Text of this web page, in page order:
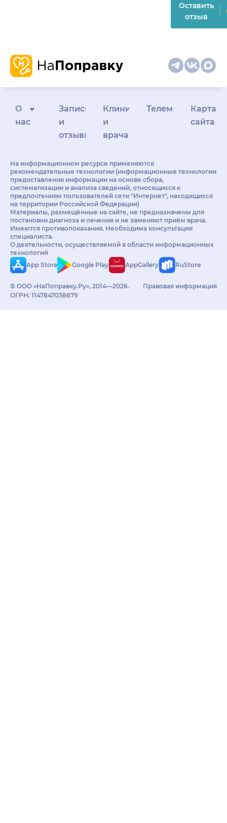
Оставить
отзыв
О
нас
Запись
и
отзывы
Клиникам
и
врачам
Телемедицина
Карта
сайта
На информационном ресурсе применяются
рекомендательные технологии (информационные технологии
предоставления информации на основе сбора,
систематизации и анализа сведений, относящихся к
предпочтениям пользователей сети "Интернет", находящихся
на территории Российской Федерации)
Материалы, размещённые на сайте, не предназначены для
постановки диагноза и лечения и не заменяют приём врача.
Имеются противопоказания. Необходима консультация
специалиста.
О деятельности, осуществляемой в области информационных
технологий
App Store
Google Play AppGallery RuStore
© ООО «НаПоправку.Ру», 2014—2026.
ОГРН: 1147847038679
Правовая информация